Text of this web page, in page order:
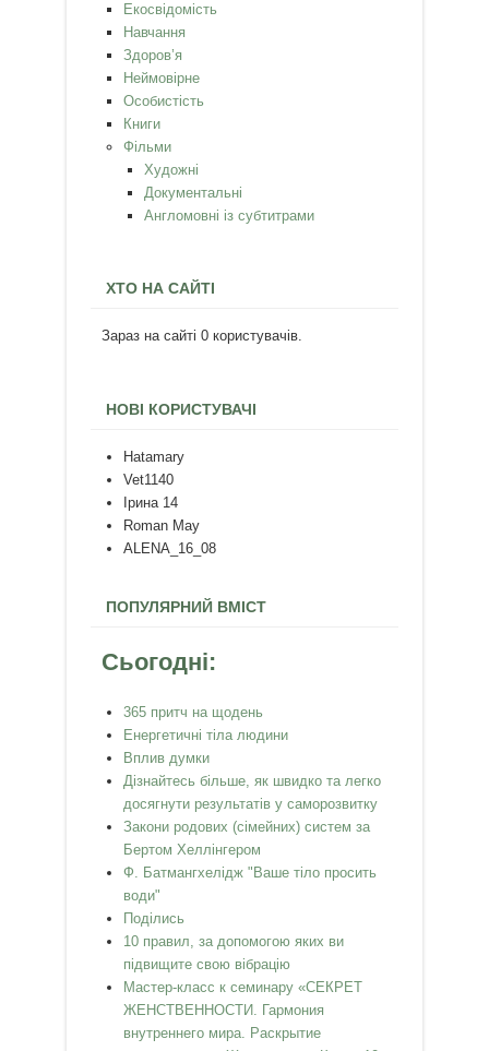
Екосвідомість
Навчання
Здоров’я
Неймовірне
Особистість
Книги
Фільми
Художні
Документальні
Англомовні із субтитрами
ХТО НА САЙТІ
Зараз на сайті 0 користувачів.
НОВІ КОРИСТУВАЧІ
Hatamary
Vet1140
Ірина 14
Roman May
ALENA_16_08
ПОПУЛЯРНИЙ ВМІСТ
Сьогодні:
365 притч на щодень
Енергетичні тіла людини
Вплив думки
Дізнайтесь більше, як швидко та легко
досягнути результатів у саморозвитку
Закони родових (сімейних) систем за
Бертом Хеллінгером
Ф. Батмангхелідж "Ваше тіло просить
води"
Поділись
10 правил, за допомогою яких ви
підвищите свою вібрацію
Мастер-класс к семинару «СЕКРЕТ
ЖЕНСТВЕННОСТИ. Гармония
внутреннего мира. Раскрытие